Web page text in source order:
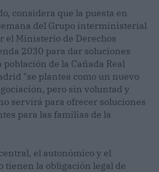
considera que la puesta en
del Grupo interministerial
el Ministerio de Derechos
2030 para dar soluciones
población de la Cañada Real
"se plantea como un nuevo
pero sin voluntad y
servirá para ofrecer soluciones
para las familias de la
el autonómico y el
tienen la obligación legal de